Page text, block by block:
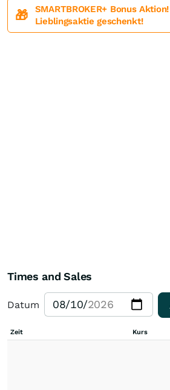
🎁
SMARTBROKER+ Bonus
Lieblingsaktie geschenkt!
Times and Sales
Datum
Zeit Kurs